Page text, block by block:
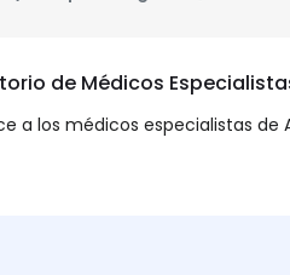
de Médicos
a los médicos especialistas de